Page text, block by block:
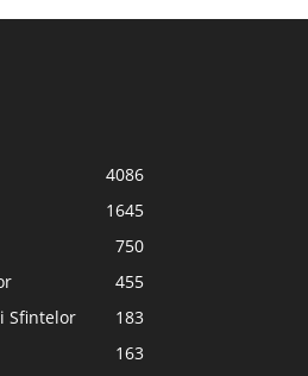
4086
1645
750
455
Sfintelor
183
163